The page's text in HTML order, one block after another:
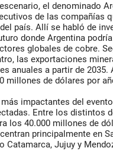
el denominado
de las compañías
país. Allí se habló de
donde Argentina
globales de cobre.
las exportaciones
anuales a partir de
millones de dólares por
impactantes del
Entre los distintos
los 40.000 millones de
principalmente en
Catamarca, Jujuy y